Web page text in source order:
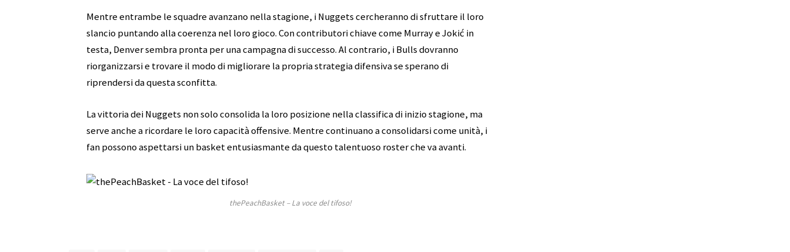
Mentre entrambe le squadre avanzano nella stagione, i Nuggets cercheranno di sfruttare il loro
slancio puntando alla coerenza nel loro gioco. Con contributori chiave come Murray e Jokić in
testa, Denver sembra pronta per una campagna di successo. Al contrario, i Bulls dovranno
riorganizzarsi e trovare il modo di migliorare la propria strategia difensiva se sperano di
riprendersi da questa sconfitta.
La vittoria dei Nuggets non solo consolida la loro posizione nella classifica di inizio stagione, ma
serve anche a ricordare le loro capacità offensive. Mentre continuano a consolidarsi come unità, i
fan possono aspettarsi un basket entusiasmante da questo talentuoso roster che va avanti.
thePeachBasket – La voce del tifoso!